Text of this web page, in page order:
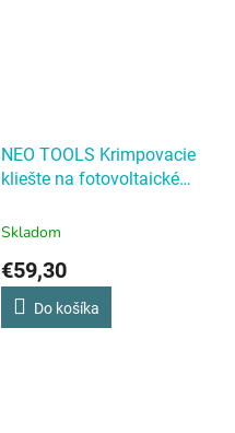
NEO TOOLS Krimpovacie
kliešte na fotovoltaické
TOOLS Krimpovacie kliešte
MC3
Skladom
€59,30
Do košíka